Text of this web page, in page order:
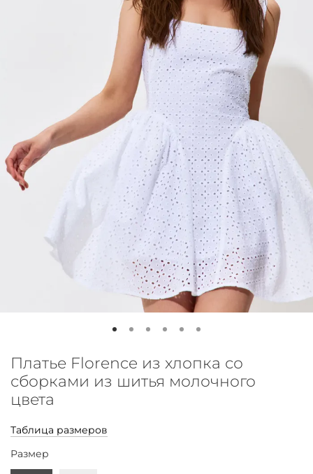
Платье Florence из хлопка со
сборками из шитья молочного
цвета
Таблица размеров
Размер